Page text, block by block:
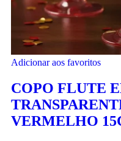
Adicionar aos favoritos
COPO FLUTE
VERMELHO